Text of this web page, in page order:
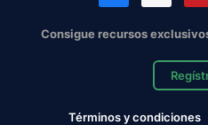
Consigue recursos
Términos y condiciones